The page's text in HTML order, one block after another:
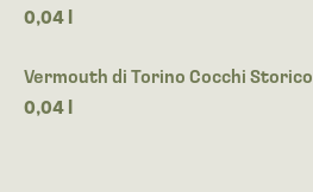
0,04 l
Vermouth di Torino Cocchi Storico
0,04 l